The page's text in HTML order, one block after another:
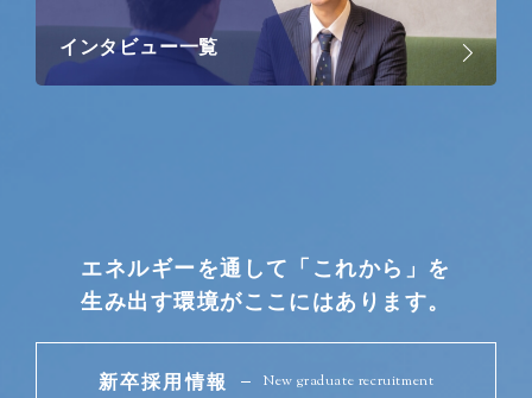
インタビュー一覧
エネルギーを通して「これから」を
生み出す環境がここにはあります。
新卒採用情報 New graduate recruitment